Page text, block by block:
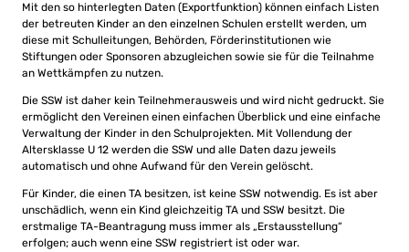
Mit den so hinterlegten Daten (Exportfunktion) können einfach Listen
der betreuten Kinder an den einzelnen Schulen erstellt werden, um
diese mit Schulleitungen, Behörden, Förderinstitutionen wie
Stiftungen oder Sponsoren abzugleichen sowie sie für die Teilnahme
an Wettkämpfen zu nutzen.
Die SSW ist daher kein Teilnehmerausweis und wird nicht gedruckt. Sie
ermöglicht den Vereinen einen einfachen Überblick und eine einfache
Verwaltung der Kinder in den Schulprojekten. Mit Vollendung der
Altersklasse U 12 werden die SSW und alle Daten dazu jeweils
automatisch und ohne Aufwand für den Verein gelöscht.
Für Kinder, die einen TA besitzen, ist keine SSW notwendig. Es ist aber
unschädlich, wenn ein Kind gleichzeitig TA und SSW besitzt. Die
erstmalige TA-Beantragung muss immer als „Erstausstellung“
erfolgen; auch wenn eine SSW registriert ist oder war.